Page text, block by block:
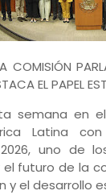
COMISIÓN
EL PAPEL
semana en
Latina
uno de
futuro de la
y el